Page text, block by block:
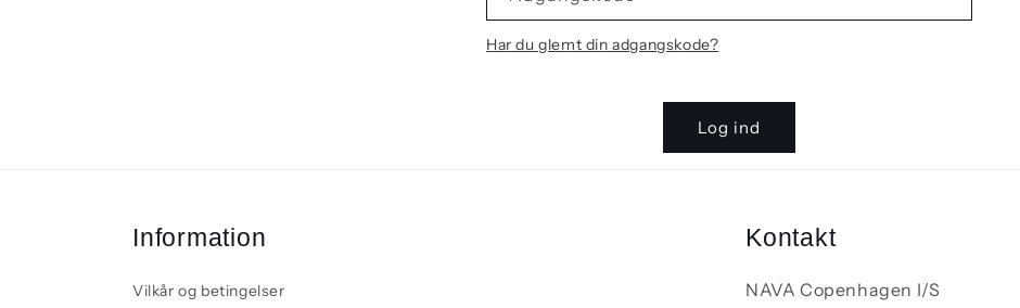
Har du glemt din adgangskode?
Log ind
Information
Vilkår og betingelser
Kontakt
NAVA Copenhagen I/S